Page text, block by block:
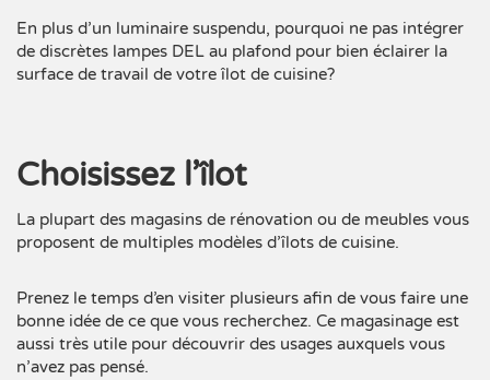
En plus d’un luminaire suspendu, pourquoi ne pas intégrer
de discrètes lampes DEL au plafond pour bien éclairer la
surface de travail de votre îlot de cuisine?
Choisissez l’îlot
La plupart des magasins de rénovation ou de meubles vous
proposent de multiples modèles d’îlots de cuisine.
Prenez le temps d’en visiter plusieurs afin de vous faire une
bonne idée de ce que vous recherchez. Ce magasinage est
aussi très utile pour découvrir des usages auxquels vous
n’avez pas pensé.